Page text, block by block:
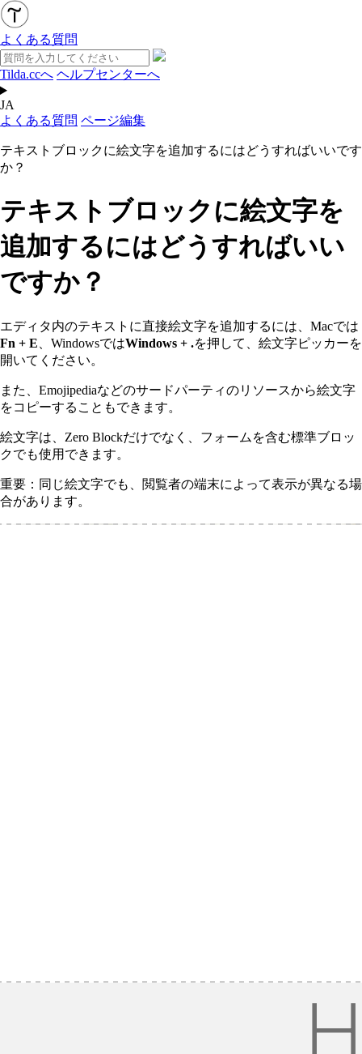
よくある質問
Tilda.ccへ ヘルプセンターへ
JA
よくある質問 ページ編集
テキストブロックに絵文字を追加するにはどうすればいいです
か？
テキストブロックに絵文字を
追加するにはどうすればいい
ですか？
エディタ内のテキストに直接絵文字を追加するには、Macでは
Fn + E 、WindowsではWindows + .を押して、絵文字ピッカーを
開いてください。
また、Emojipediaなどのサードパーティのリソースから絵文字
をコピーすることもできます。
絵文字は、Zero Blockだけでなく、フォームを含む標準ブロッ
クでも使用できます。
重要：同じ絵文字でも、閲覧者の端末によって表示が異なる場
合があります。